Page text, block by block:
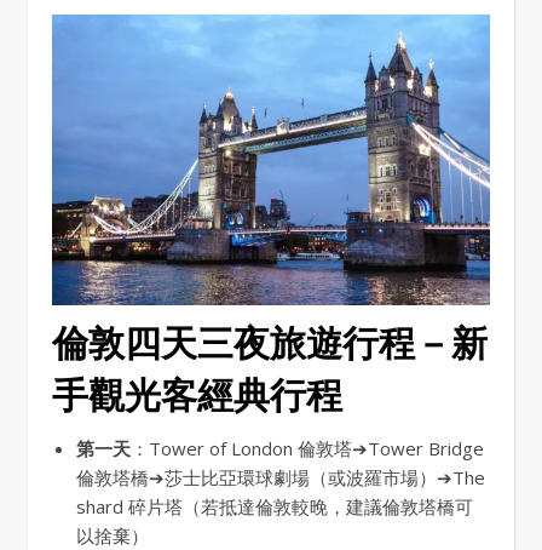
倫敦四天三夜旅遊行程－新
手觀光客經典行程
第一天 ：Tower of London 倫敦塔➔Tower Bridge
倫敦塔橋➔莎士比亞環球劇場（或波羅市場）➔The
shard 碎片塔（若抵達倫敦較晚，建議倫敦塔橋可
以捨棄）